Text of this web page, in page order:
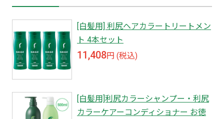
[白髪用] 利尻ヘアカラートリートメン
ト 4本セット
11,408円 (税込)
[白髪用]利尻カラーシャンプー・利尻
カラーケアーコンディショナー お徳